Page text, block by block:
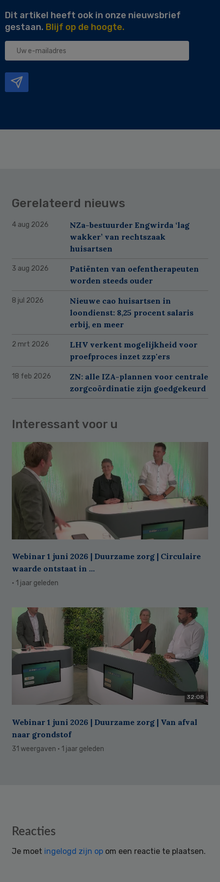
Dit artikel heeft ook in onze nieuwsbrief
gestaan. Blijf op de hoogte.
Uw
Gerelateerd nieuws
4 aug 2026
NZa-bestuurder Engwirda ‘lag
wakker’ van rechtszaak
huisartsen
3 aug 2026
Patiënten van oefentherapeuten
worden steeds ouder
8 jul 2026
Nieuwe cao huisartsen in
loondienst: 8,25 procent salaris
erbij, en meer
2 mrt 2026
LHV verkent mogelijkheid voor
proefproces inzet zzp'ers
18 feb 2026
ZN: alle IZA-plannen voor centrale
zorgcoördinatie zijn goedgekeurd
Interessant voor u
Webinar 1 juni 2026 | Duurzame zorg | Circulaire
waarde ontstaat in ...
· 1 jaar geleden
32:08
Webinar 1 juni 2026 | Duurzame zorg | Van afval
naar grondstof
31 weergaven · 1 jaar geleden
Reader
Reacties
Je moet ingelogd zijn op om een reactie te plaatsen.